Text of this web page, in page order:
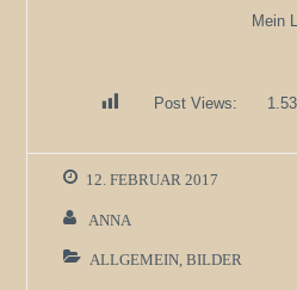
Mein
Post Views:
12. FEBRUAR 2017
ANNA
ALLGEMEIN ,BILDER